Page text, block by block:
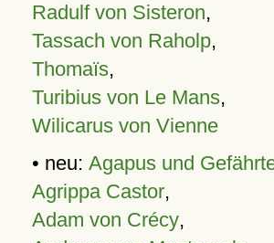
Radulf von Sisteron,
Tassach von Raholp,
Thomaïs,
Turibius von Le Mans,
Wilicarus von Vienne
• neu: Agapus und
Agrippa Castor,
Adam von Crécy,